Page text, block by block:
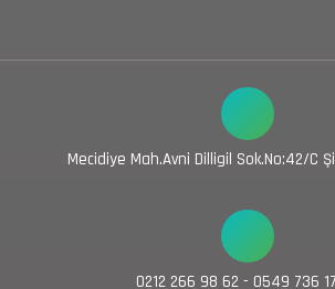
Mecidiye Mah.Avni Dilligil Sok.No:42/C
0212 266 98 62 - 0549 736